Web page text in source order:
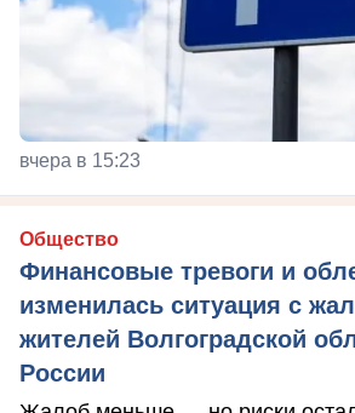
вчера в 15:23
Общество
Финансовые тревоги и
изменилась ситуация с
жителей Волгоградской
России